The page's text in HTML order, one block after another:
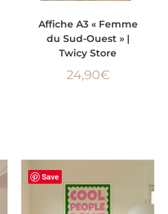
Affiche A3 « Femme
du Sud-Ouest » |
Twicy Store
24,90€
Save